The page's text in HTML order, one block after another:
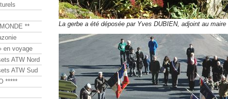
La gerbe a été déposée par Yves DUBIEN, adjoint au maire
**
en voyage
ATW Nord
ATW Sud
*****